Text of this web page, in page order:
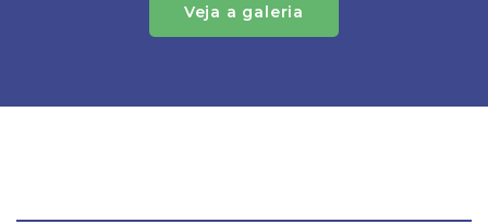
Veja a galeria